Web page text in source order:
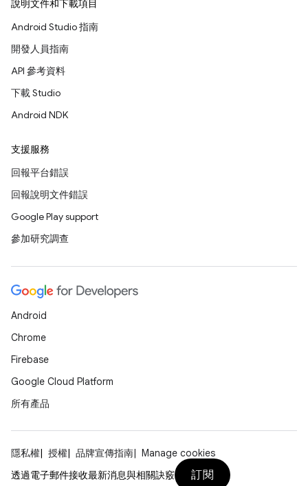
說明文件和下載項目
Android Studio 指南
開發人員指南
API 參考資料
下載 Studio
Android NDK
支援服務
回報平台錯誤
回報說明文件錯誤
Google Play support
參加研究調查
Android
Chrome
Firebase
Google Cloud Platform
所有產品
隱私權 授權 品牌宣傳指南
Manage cookies
透過電子郵件接收最新消息與相關訣竅
訂閱